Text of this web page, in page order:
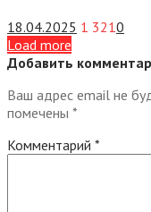
18.04.2025 1 3210
Load more
Добавить
Ваш адрес email не
помечены *
Комментарий *